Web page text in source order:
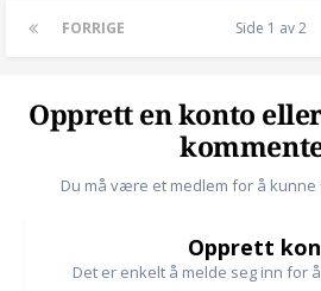
FORRIGE Side 1 av 2
Opprett en konto
Du må være et medlem for å
Opprett
Det er enkelt å melde seg inn for